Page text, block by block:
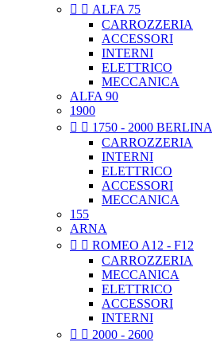
  ALFA 75
CARROZZERIA
ACCESSORI
INTERNI
ELETTRICO
MECCANICA
ALFA 90
1900
  1750 - 2000 BERLINA
CARROZZERIA
INTERNI
ELETTRICO
ACCESSORI
MECCANICA
155
ARNA
  ROMEO A12 - F12
CARROZZERIA
MECCANICA
ELETTRICO
ACCESSORI
INTERNI
  2000 - 2600